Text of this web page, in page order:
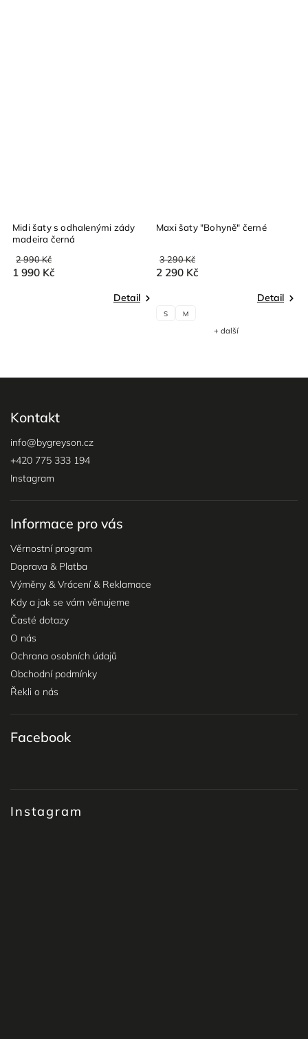
Midi šaty s odhalenými zády
madeira černá
2 990 Kč
1 990 Kč
Detail
Maxi šaty "Bohyně" černé
3 290 Kč
2 290 Kč
Detail
S M
+ další
Kontakt
info@bygreyson.cz
+420 775 333 194
Instagram
Informace pro vás
Věrnostní program
Doprava & Platba
Výměny & Vrácení & Reklamace
Kdy a jak se vám věnujeme
Časté dotazy
O nás
Ochrana osobních údajů
Obchodní podmínky
Řekli o nás
Instagram
Facebook